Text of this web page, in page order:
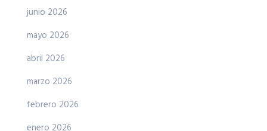
junio 2026
mayo 2026
abril 2026
marzo 2026
febrero 2026